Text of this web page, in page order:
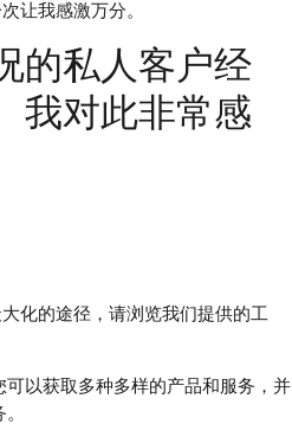
让我感激万分。
的私人客户经
我对此非常感
化的途径，请浏览我们提供的工
以获取多种多样的产品和服务，并